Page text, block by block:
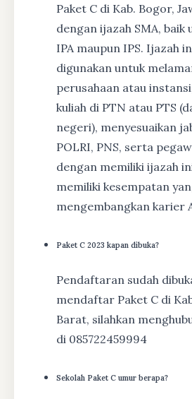
Paket C di Kab. Bogor,
dengan ijazah SMA,
IPA maupun IPS. Ijazah
digunakan untuk
perusahaan atau
kuliah di PTN atau PTS
negeri), menyesuaikan
POLRI, PNS, serta
dengan memiliki ijazah
memiliki kesempatan
mengembangkan karier
Paket C 2023 kapan dibuka?
Pendaftaran sudah
mendaftar Paket C di
Barat, silahkan
di 085722459994
Sekolah Paket C umur berapa?